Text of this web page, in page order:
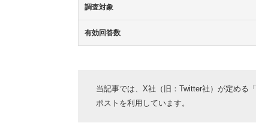
調査対象
有効回答数
当記事では、X社（旧：Twitter社）が定める「
ポストを利用しています。